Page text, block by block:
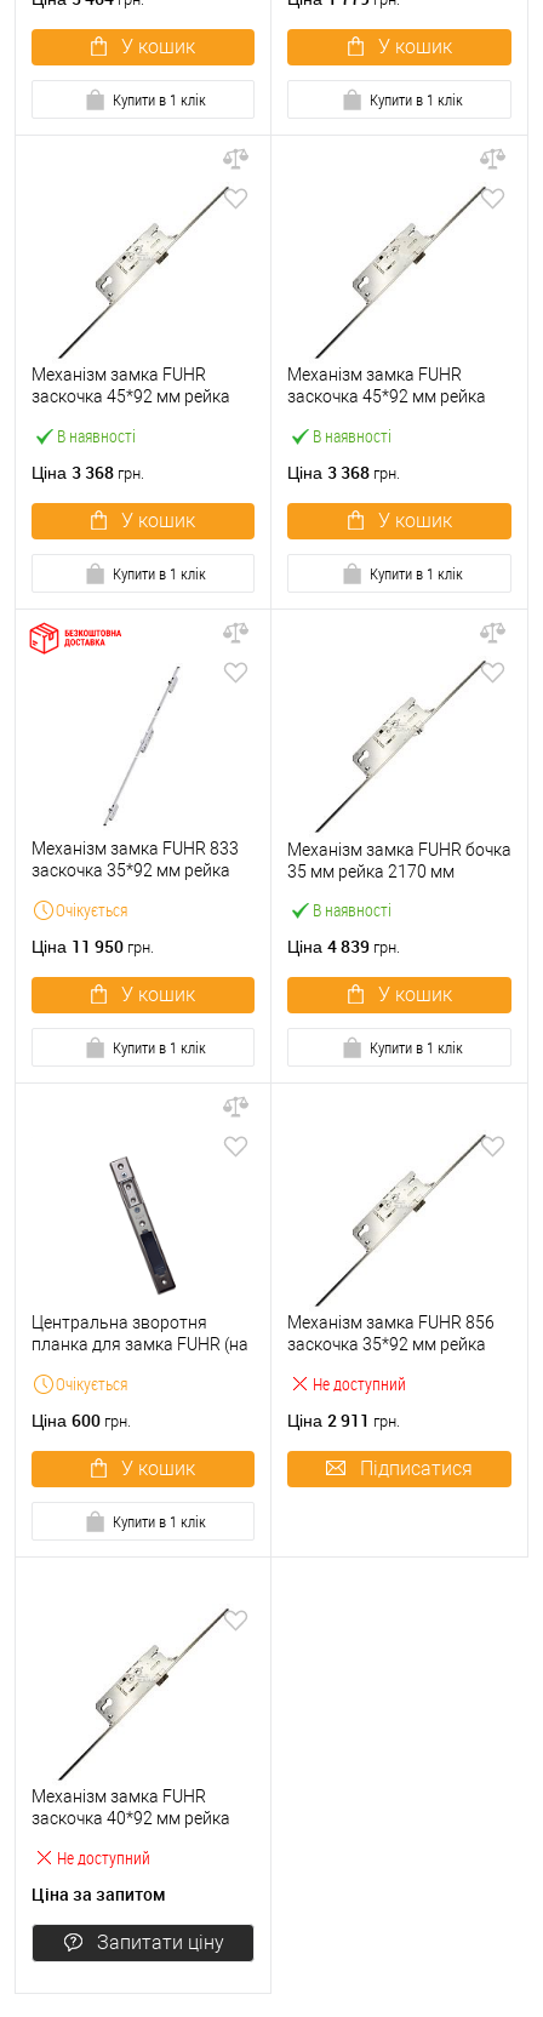
У кошик
Купити в 1 клік
У кошик
Купити в 1 клік
В наявності
Механізм замка FUHR
заскочка 45*92 мм рейка
Ціна 3 368 грн.
У кошик
Купити в 1 клік
В наявності
Механізм замка FUHR
заскочка 45*92 мм рейка
Ціна 3 368 грн.
У кошик
Купити в 1 клік
Очікується
Механізм замка FUHR 833
заскочка 35*92 мм рейка
Ціна 11 950 грн.
У кошик
Купити в 1 клік
В наявності
Механізм замка FUHR бочка
35 мм рейка 2170 мм
Ціна 4 839 грн.
У кошик
Купити в 1 клік
Очікується
Центральна зворотня
планка для замка FUHR (на
Ціна 600 грн.
У кошик
Купити в 1 клік
Не доступний
Механізм замка FUHR 856
заскочка 35*92 мм рейка
Ціна 2 911 грн.
Підписатися
Не доступний
Механізм замка FUHR
заскочка 40*92 мм рейка
Ціна за запитом
Запитати ціну